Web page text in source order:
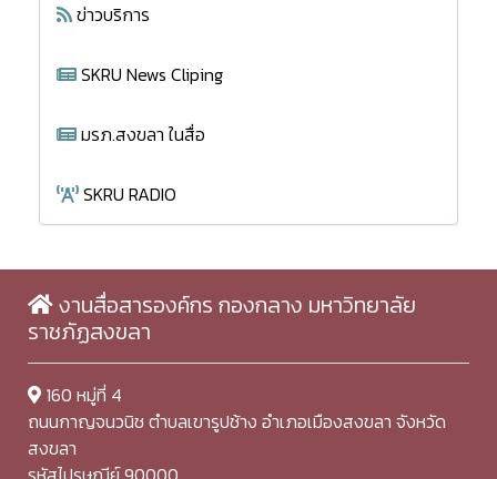
ข่าวบริการ
SKRU News Cliping
มรภ.สงขลา ในสื่อ
SKRU RADIO
งานสื่อสารองค์กร กองกลาง มหาวิทยาลัย
ราชภัฏสงขลา
160 หมู่ที่ 4
ถนนกาญจนวนิช ตำบลเขารูปช้าง อำเภอเมืองสงขลา จังหวัด
สงขลา